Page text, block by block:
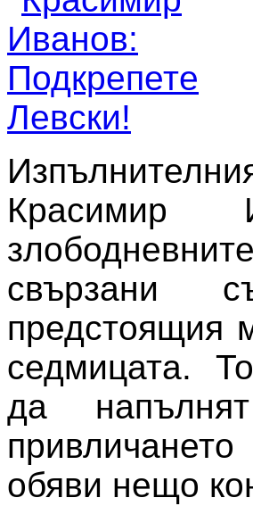
Красимир
свързани
предстоящия
седмицата.
да
обяви нещо